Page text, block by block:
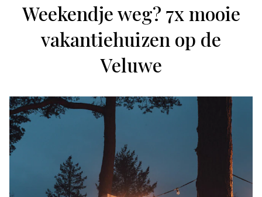
Weekendje weg? 7x mooie
vakantiehuizen op de
Veluwe